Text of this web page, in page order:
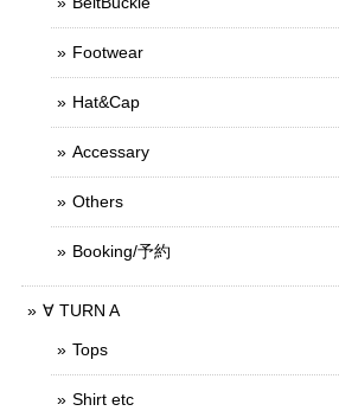
Footwear
Hat&Cap
Accessary
Others
Booking/予約
∀ TURN A
Tops
Shirt etc